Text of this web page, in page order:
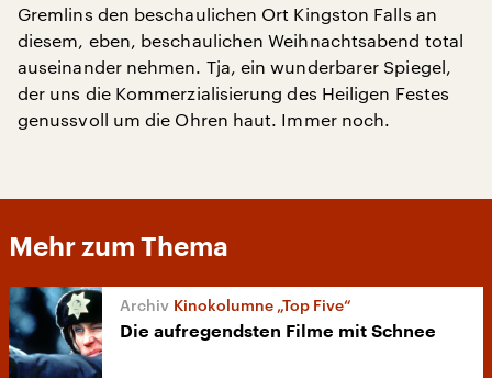
Gremlins den beschaulichen Ort Kingston Falls an
diesem, eben, beschaulichen Weihnachtsabend total
auseinander nehmen. Tja, ein wunderbarer Spiegel,
der uns die Kommerzialisierung des Heiligen Festes
genussvoll um die Ohren haut. Immer noch.
Mehr zum Thema
Kinokolumne „Top Five“
Die aufregendsten Filme mit Schnee